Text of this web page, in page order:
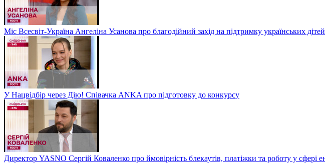
Міс Всесвіт-Україна Ангеліна Усанова про благодійний захід на підтримку українських дітей
У Нацвідбір через Дію! Співачка ANKA про підготовку до конкурсу
Директор YASNO Сергій Коваленко про ймовірність блекаутів, платіжки та роботу у сфері